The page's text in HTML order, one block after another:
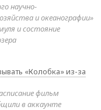
научно-
и океанографии»
и состояние
«Колобка» из-за
фильм
в аккаунте